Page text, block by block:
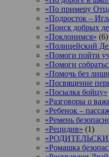
«По примеру
«Подросток ‒
«Поиск добрых
«Поклонимся» (6)
«Полицейский
«Помоги пойти
«Помоги
«Помочь без
«Посвящение
«Посылка бойцу»
«Разговоры о
«Ребенок –
«Ремень
«Рецидив» (1)
«Ромашка